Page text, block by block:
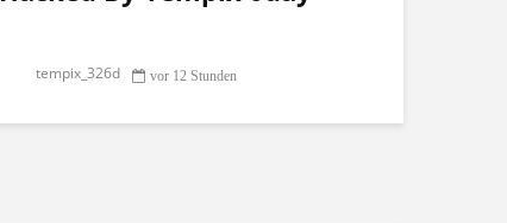
tempix_326d vor 12 Stunden